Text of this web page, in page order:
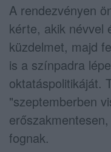
A rendezvényen
kérte, akik névvel
küzdelmet, majd
is a színpadra
oktatáspolitikáját.
"szeptemberben
fognak.